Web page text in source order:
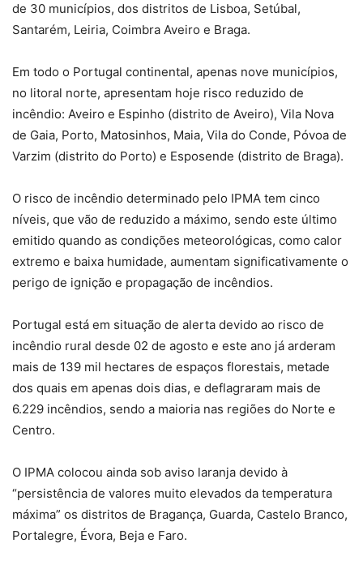
de 30 municípios, dos distritos de Lisboa, Setúbal,
Santarém, Leiria, Coimbra Aveiro e Braga.
Em todo o Portugal continental, apenas nove municípios,
no litoral norte, apresentam hoje risco reduzido de
incêndio: Aveiro e Espinho (distrito de Aveiro), Vila Nova
de Gaia, Porto, Matosinhos, Maia, Vila do Conde, Póvoa de
Varzim (distrito do Porto) e Esposende (distrito de Braga).
O risco de incêndio determinado pelo IPMA tem cinco
níveis, que vão de reduzido a máximo, sendo este último
emitido quando as condições meteorológicas, como calor
extremo e baixa humidade, aumentam significativamente o
perigo de ignição e propagação de incêndios.
Portugal está em situação de alerta devido ao risco de
incêndio rural desde 02 de agosto e este ano já arderam
mais de 139 mil hectares de espaços florestais, metade
dos quais em apenas dois dias, e deflagraram mais de
6.229 incêndios, sendo a maioria nas regiões do Norte e
Centro.
O IPMA colocou ainda sob aviso laranja devido à
“persistência de valores muito elevados da temperatura
máxima” os distritos de Bragança, Guarda, Castelo Branco,
Portalegre, Évora, Beja e Faro.